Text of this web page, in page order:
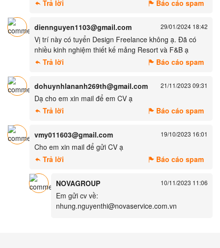
Trả lời
Báo cáo spam
diennguyen1103@gmail.com 29/01/2024 18:42
Vị trí này có tuyển Design Freelance không ạ. Đã có
nhiều kinh nghiệm thiết kế mảng Resort và F&B ạ
Trả lời
Báo cáo spam
dohuynhlananh269th@gmail.com 21/11/2023 09:31
Dạ cho em xin mail để em CV ạ
Trả lời
Báo cáo spam
vmy011603@gmail.com 19/10/2023 16:01
Cho em xin mail để gửi CV ạ
Trả lời
Báo cáo spam
NOVAGROUP 10/11/2023 11:06
Em gửi cv về:
nhung.nguyenthi@novaservice.com.vn